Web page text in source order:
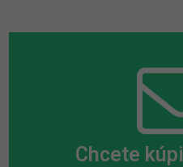
Chcete